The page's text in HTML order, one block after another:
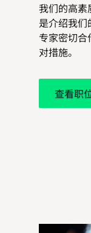
我们的高素
是介绍我
专家密切
对措施。
查看职